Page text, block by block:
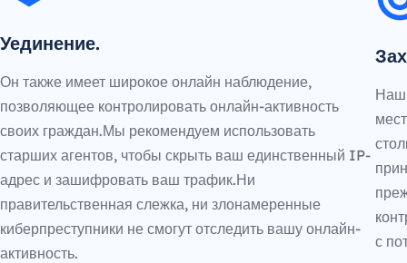
Уединение.
Он также имеет широкое онлайн наблюдение,
позволяющее контролировать онлайн-активность
своих граждан.Мы рекомендуем использовать
старших агентов, чтобы скрыть ваш единственный IP-
адрес и зашифровать ваш трафик.Ни
правительственная слежка, ни злонамеренные
киберпреступники не смогут отследить вашу онлайн-
активность.
Наш
с